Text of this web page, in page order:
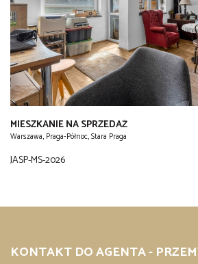
MIESZKANIE NA SPRZEDAŻ
Warszawa, Praga-Północ, Stara Praga
JASP-MS-2026
KONTAKT DO AGENTA -